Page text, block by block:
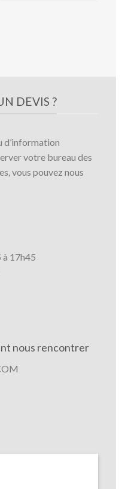
DEVIS ?
d’information
votre bureau des
vous pouvez nous
à 17h45
nous rencontrer